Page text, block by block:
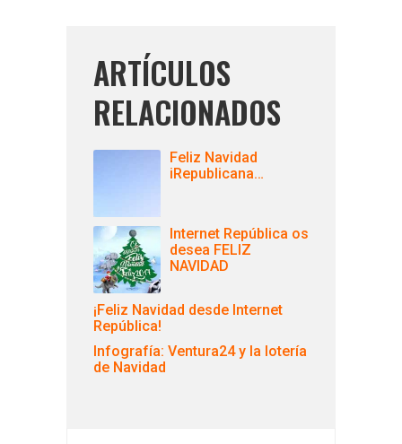
ARTÍCULOS
RELACIONADOS
Feliz Navidad
iRepublicana…
Internet República os
desea FELIZ
NAVIDAD
¡Feliz Navidad desde Internet
República!
Infografía: Ventura24 y la lotería
de Navidad